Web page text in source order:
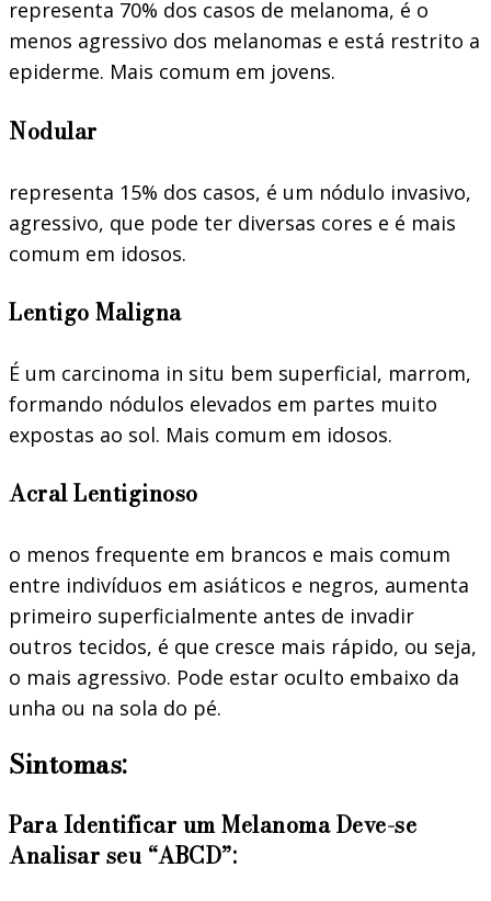
representa 70% dos casos de melanoma, é o
menos agressivo dos melanomas e está restrito a
epiderme. Mais comum em jovens.
Nodular
representa 15% dos casos, é um nódulo invasivo,
agressivo, que pode ter diversas cores e é mais
comum em idosos.
Lentigo Maligna
É um carcinoma in situ bem superficial, marrom,
formando nódulos elevados em partes muito
expostas ao sol. Mais comum em idosos.
Acral Lentiginoso
o menos frequente em brancos e mais comum
entre indivíduos em asiáticos e negros, aumenta
primeiro superficialmente antes de invadir
outros tecidos, é que cresce mais rápido, ou seja,
o mais agressivo. Pode estar oculto embaixo da
unha ou na sola do pé.
Sintomas:
Para Identificar um Melanoma Deve-se
Analisar seu “ABCD”: